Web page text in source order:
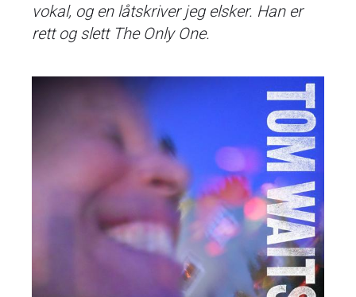
vokal, og en låtskriver jeg elsker. Han er
rett og slett The Only One.